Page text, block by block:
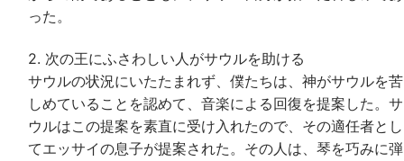
った。
2. 次の王にふさわしい人がサウルを助ける
サウルの状況にいたたまれず、僕たちは、神がサウルを苦
しめていることを認めて、音楽による回復を提案した。サ
ウルはこの提案を素直に受け入れたので、その適任者とし
てエッサイの息子が提案された。その人は、琴を巧みに弾